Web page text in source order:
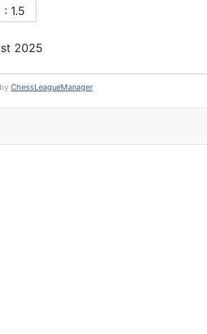
: 1.5
2025
ChessLeagueManager